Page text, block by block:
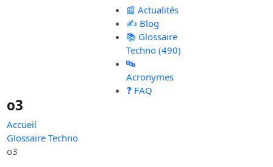
📰 Actualités
✍️ Blog
📚 Glossaire
Techno (490)
🔤
Acronymes
❓ FAQ
o3
Accueil
Glossaire Techno
o3